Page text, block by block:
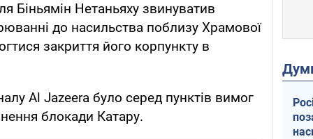
Біньямін Нетаньяху звинуватив
до насильства поблизу Храмової
закриття його корпункту в
Al Jazeera було серед пунктів вимог
блокади Катару.